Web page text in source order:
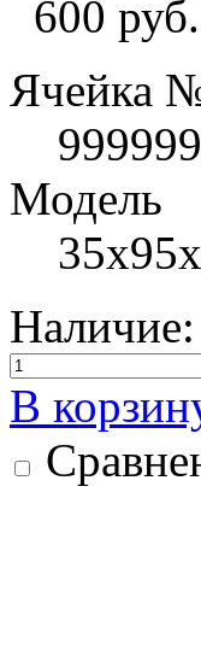
600 руб.
Ячейка
999999
Модель
Наличие:
В